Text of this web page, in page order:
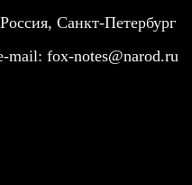
Россия, Санкт-Петербург
mail: fox-notes@narod.ru